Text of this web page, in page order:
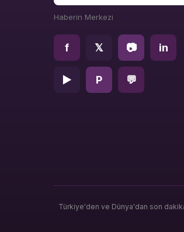
Haberin Merkezi
f 𝕏 📷 in
▶ P 💬
Türkiye'den ve Dünya'dan son